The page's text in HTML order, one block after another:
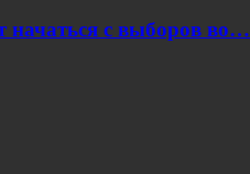
с выборов во…